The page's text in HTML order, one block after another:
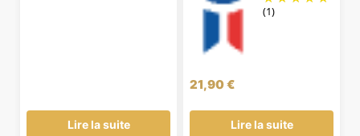
Lire la suite
(1)
21,90€
Lire la suite